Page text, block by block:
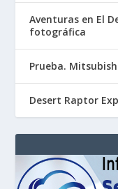
Aventuras en El
fotográfica
Prueba.
Desert Raptor